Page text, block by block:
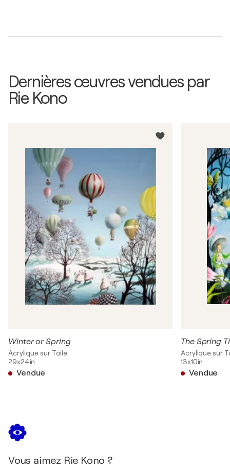
Dernières œuvres vendues par
Rie Kono
Winter or Spring
Acrylique sur Toile
29x24in
Vendue
The Spring
Acrylique sur
13x10in
Vendue
Vous aimez Rie Kono ?